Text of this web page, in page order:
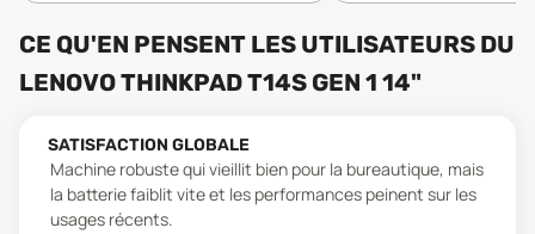
CE QU'EN PENSENT LES UTILISATEURS DU
LENOVO THINKPAD T14S GEN 1 14"
SATISFACTION GLOBALE
Machine robuste qui vieillit bien pour la bureautique, mais
la batterie faiblit vite et les performances peinent sur les
usages récents.